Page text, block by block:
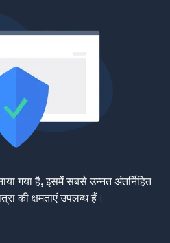
गया है, इसमें सबसे उन्नत अंतर्निहित
की क्षमताएं उपलब्ध हैं।